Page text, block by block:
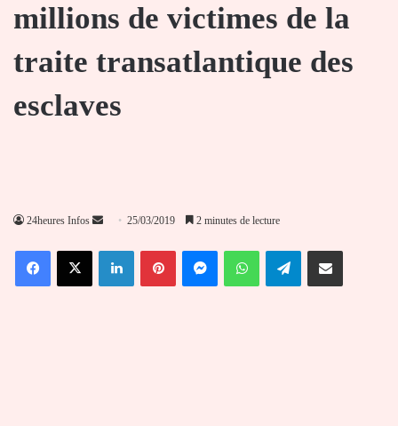
millions de victimes de la
traite transatlantique des
esclaves
24heures Infos
Envoyer
courriel
25/03/2019 2 minutes de lecture
FacebookX LinkedinPinterestMessengerWhatsAppTelegramPartager par email